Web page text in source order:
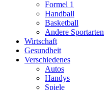
Formel 1
Handball
Basketball
Andere Sportarten
Wirtschaft
Gesundheit
Verschiedenes
Autos
Handys
Spiele